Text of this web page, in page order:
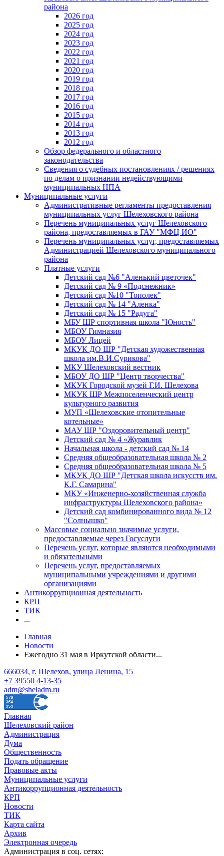
района
2026 год
2025 год
2024 год
2023 год
2022 год
2021 год
2020 год
2019 год
2018 год
2017 год
2016 год
2015 год
2014 год
2013 год
2012 год
Обзор федерального и областного
законодательства
Сведения о судебных постановлениях / решениях
по делам о признании недействующими
муниципальных НПА
Муниципальные услуги
Административные регламенты предоставления
муниципальных услуг Шелеховского района
Перечень муниципальных услуг Шелеховского
района, предоставляемых в ГАУ "МФЦ ИО"
Перечень муниципальных услуг, предоставляемых
Администрацией Шелеховского муниципального
района
Платные услуги
Детский сад №6 "Аленький цветочек"
Детский сад № 9 «Подснежник»
Детский сад №10 "Тополек"
Детский сад № 14 "Аленка"
Детский сад № 15 "Радуга"
МБУ ШР спортивная школа "Юность"
МБОУ Гимназия
МБОУ Лицей
МКУК ДО ШР "Детская художественная
школа им.В.И.Сурикова"
МКУ Шелеховский вестник
МБОУ ДО ШР "Центр творчества"
МКУК Городской музей Г.И. Шелехова
МКУК ШР Межпоселенческий центр
культурного развития
МУП «Шелеховские отопительные
котельные»
МАУ ШР "Оздоровительный центр"
Детский сад № 4 «Журавлик
Начальная школа - детский сад № 14
Средняя общеобразовательная школа № 2
Средняя общеобразовательная школа № 5
МКУК ДО ШР "Детская школа искусств им.
К.Г. Самарина"
МКУ «Инженерно-хозяйственная служба
инфраструктуры Шелеховского района»
Детский сад комбинированного вида № 12
"Солнышко"
Массовые социально значимые услуги,
предоставляемые через Госуслуги
Перечень услуг, которые являются необходимыми
и обязательными
Перечень услуг, предоставляемых
муниципальными учреждениями и другими
организациями
Антикоррупционная деятельность
КРП
ТИК
...
Главная
Новости
Ежегодно 31 мая в Иркутской области...
666034, г. Шелехов, улица Ленина, 15
+7 39550 4-13-35
adm@sheladm.ru
Главная
Шелеховский район
Администрация
Дума
Общественность
Подать обращение
Правовые акты
Муниципальные услуги
Антикоррупционная деятельность
КРП
Новости
ТИК
Карта сайта
Архив
Электронная очередь
Администрация в соц. сетях: